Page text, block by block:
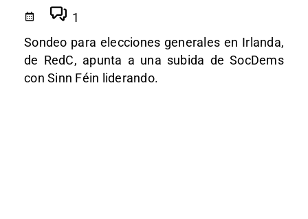
1
Sondeo para elecciones generales en Irlanda,
de RedC, apunta a una subida de SocDems
con Sinn Féin liderando.